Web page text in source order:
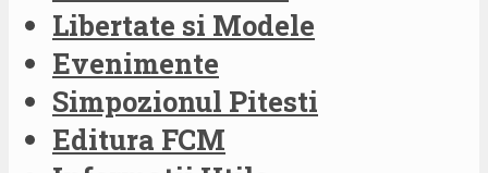
Libertate si Modele
Evenimente
Simpozionul Pitesti
Editura FCM